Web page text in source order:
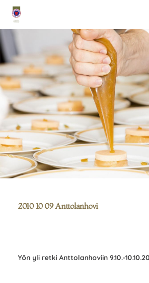
Siirry
sivun
sisältöön
Chaîne des Rôtisseurs Finlande ry
2010 10 09 Anttolanhovi
Yön yli retki Anttolanhoviin 9.10.-